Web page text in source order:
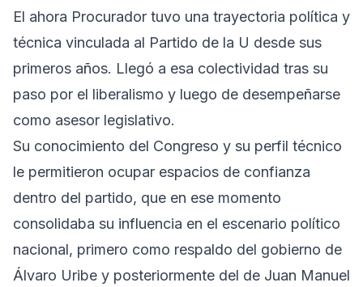
El ahora Procurador tuvo una trayectoria política y
técnica vinculada al Partido de la U desde sus
primeros años. Llegó a esa colectividad tras su
paso por el liberalismo y luego de desempeñarse
como asesor legislativo.
Su conocimiento del Congreso y su perfil técnico
le permitieron ocupar espacios de confianza
dentro del partido, que en ese momento
consolidaba su influencia en el escenario político
nacional, primero como respaldo del gobierno de
Álvaro Uribe y posteriormente del de Juan Manuel